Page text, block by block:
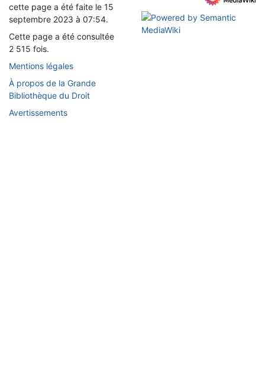
cette page a été faite le 15
septembre 2023 à 07:54.
Cette page a été consultée
2 515 fois.
Mentions légales
À propos de la Grande
Bibliothèque du Droit
Avertissements